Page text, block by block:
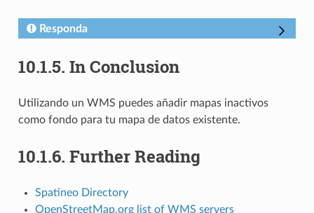
Responda
10.1.5. In Conclusion
Utilizando un WMS puedes añadir mapas inactivos
como fondo para tu mapa de datos existente.
10.1.6. Further Reading
Spatineo Directory
OpenStreetMap.org list of WMS servers